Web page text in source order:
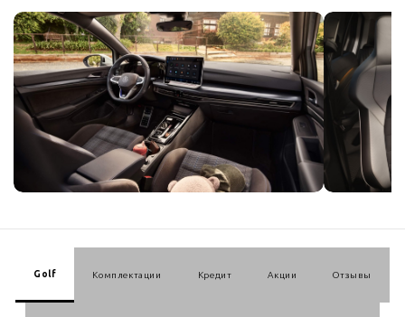
Golf Комплектации Кредит Акции Отзывы